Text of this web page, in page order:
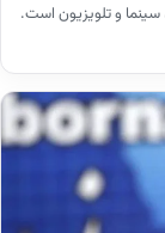
بازیگر تئاتر، سینما و تلویزیون است.